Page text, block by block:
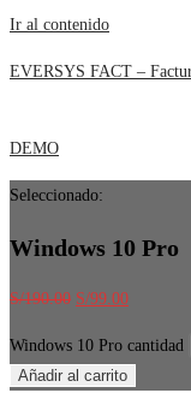
Ir al contenido
EVERSYS FACT –
DEMO
Seleccionado:
Windows 10 Pro
S/190.00 S/99.00
Windows 10 Pro cantidad
Añadir al carrito